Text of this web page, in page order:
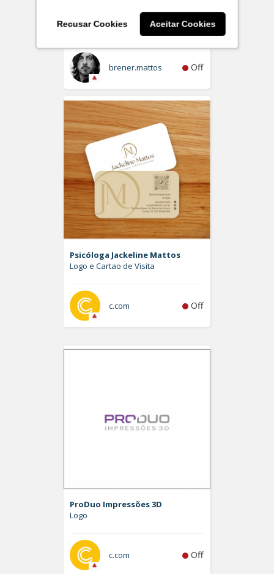
Recusar Cookies Aceitar Cookies
“Gestão de Aulas"
Logo
brener.mattos Off
Psicóloga Jackeline Mattos
Logo e Cartao de Visita
c.com Off
ProDuo Impressões 3D
Logo
c.com Off